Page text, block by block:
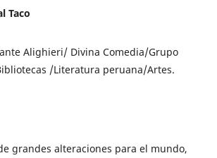
Taco
Alighieri/ Divina Comedia/Grupo
/Literatura peruana/Artes.
grandes alteraciones para el mundo,